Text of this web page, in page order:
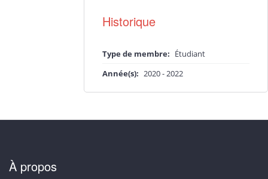
Historique
Type de membre: Étudiant
Année(s): 2020-2022
À propos